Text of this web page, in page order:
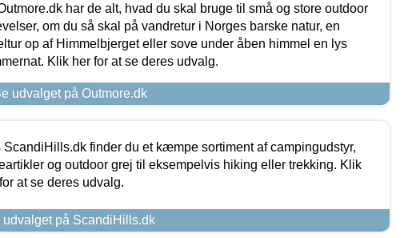
har de alt, hvad du skal bruge til små og store outdoor
om du så skal på vandretur i Norges barske natur, en
op af Himmelbjerget eller sove under åben himmel en lys
Klik her for at se deres udvalg.
udvalget på Outmore.dk
ScandiHills.dk finder du et kæmpe sortiment af campingudstyr,
og outdoor grej til eksempelvis hiking eller trekking. Klik
at se deres udvalg.
udvalget på ScandiHills.dk